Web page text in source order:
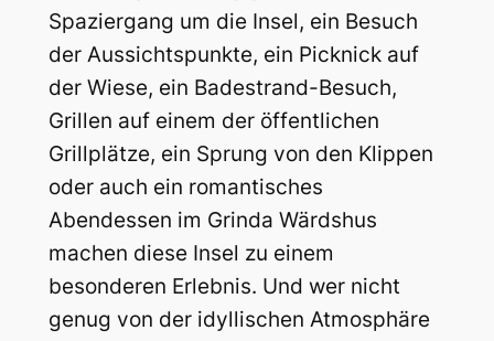
Spaziergang um die Insel, ein Besuch
der Aussichtspunkte, ein Picknick auf
der Wiese, ein Badestrand-Besuch,
Grillen auf einem der öffentlichen
Grillplätze, ein Sprung von den Klippen
oder auch ein romantisches
Abendessen im Grinda Wärdshus
machen diese Insel zu einem
besonderen Erlebnis. Und wer nicht
genug von der idyllischen Atmosphäre